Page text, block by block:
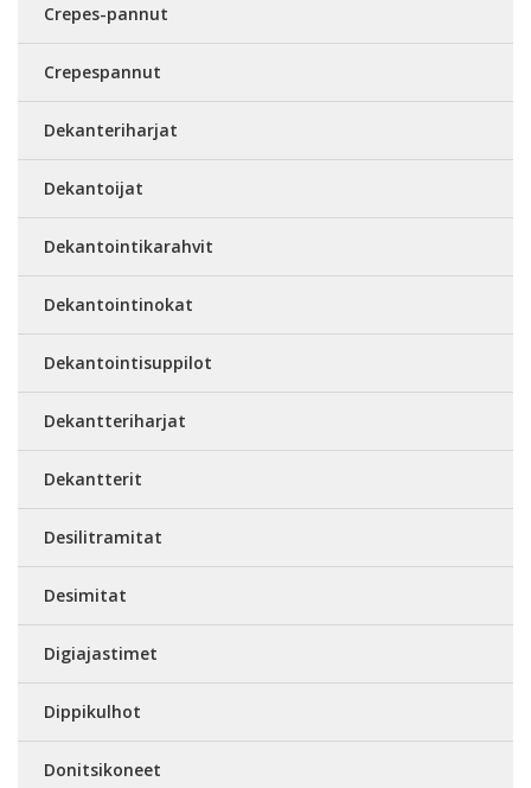
Crepes-pannut
Crepespannut
Dekanteriharjat
Dekantoijat
Dekantointikarahvit
Dekantointinokat
Dekantointisuppilot
Dekantteriharjat
Dekantterit
Desilitramitat
Desimitat
Digiajastimet
Dippikulhot
Donitsikoneet